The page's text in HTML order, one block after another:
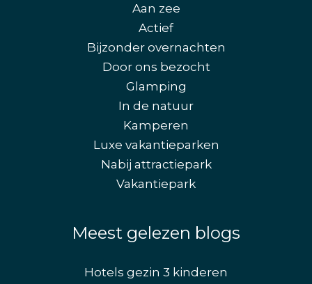
Aan zee
Actief
Bijzonder overnachten
Door ons bezocht
Glamping
In de natuur
Kamperen
Luxe vakantieparken
Nabij attractiepark
Vakantiepark
Meest gelezen blogs
Hotels gezin 3 kinderen